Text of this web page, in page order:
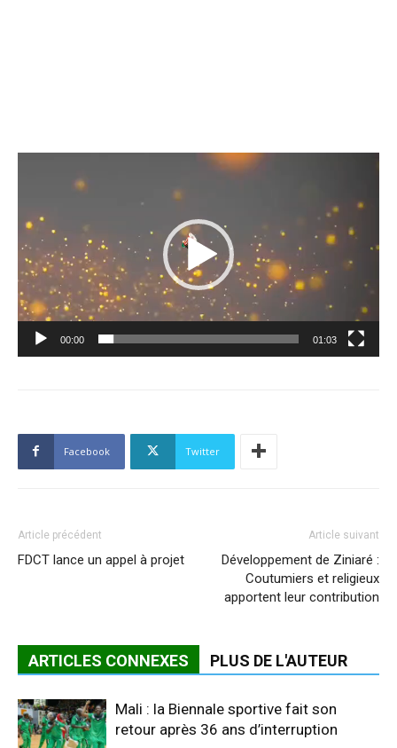
Lecteur
00:00 01:03
Facebook Twitter
Article précédent
FDCT lance un appel à projet
Article suivant
Développement de Ziniaré :
Coutumiers et religieux
apportent leur contribution
ARTICLES CONNEXES PLUS DE L'AUTEUR
Mali : la Biennale sportive fait son
retour après 36 ans d’interruption